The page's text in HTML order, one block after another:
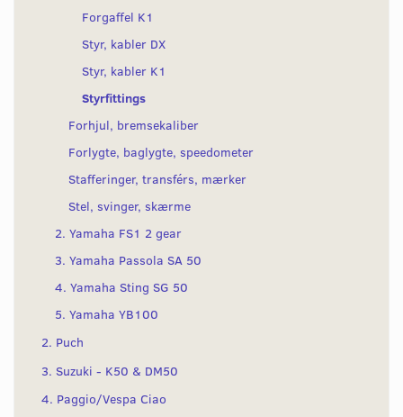
Forgaffel K1
Styr, kabler DX
Styr, kabler K1
Styrfittings
Forhjul, bremsekaliber
Forlygte, baglygte, speedometer
Stafferinger, transférs, mærker
Stel, svinger, skærme
2. Yamaha FS1 2 gear
3. Yamaha Passola SA 50
4. Yamaha Sting SG 50
5. Yamaha YB100
2. Puch
3. Suzuki - K50 & DM50
4. Paggio/Vespa Ciao